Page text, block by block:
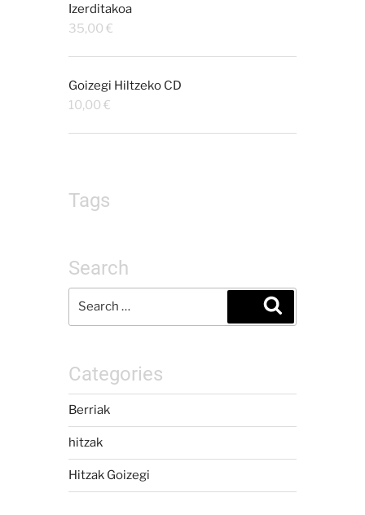
Izerditakoa
35,00 €
Goizegi Hiltzeko CD
10,00 €
Tags
Search
Categories
Berriak
hitzak
Hitzak Goizegi